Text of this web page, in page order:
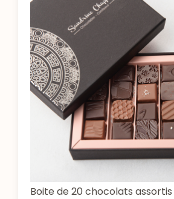
Boite de 20 chocolats assortis